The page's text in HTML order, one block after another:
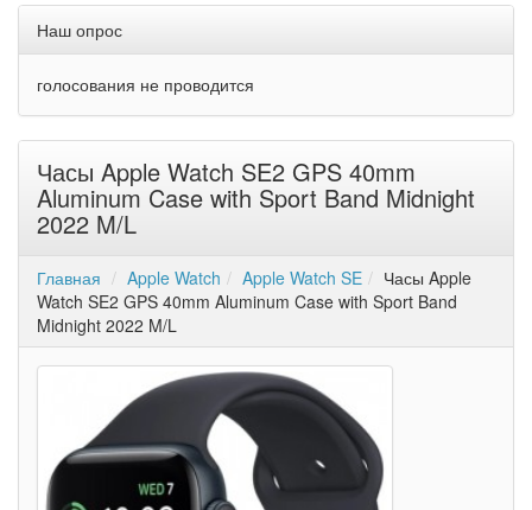
Наш опрос
голосования не проводится
Часы Apple Watch SE2 GPS 40mm
Aluminum Case with Sport Band Midnight
2022 M/L
Главная Apple Watch Apple Watch SE
Часы Apple
Watch SE2 GPS 40mm Aluminum Case with Sport Band
Midnight 2022 M/L